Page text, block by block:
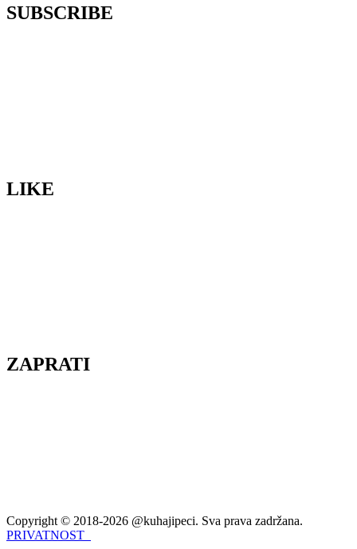
SUBSCRIBE
LIKE
ZAPRATI
Copyright © 2018-2026 @kuhajipeci. Sva prava zadržana.
PRIVATNOST